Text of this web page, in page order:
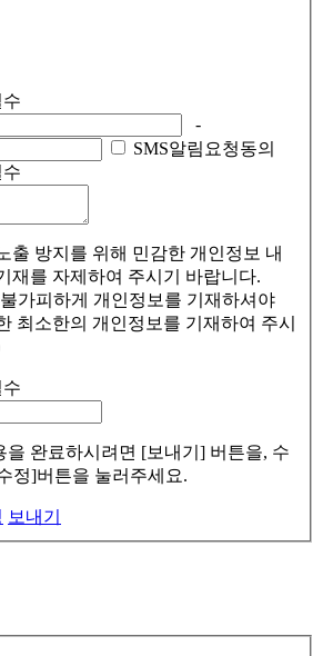
-
SMS알림요청동의
출 방지를 위해 민감한 개인정보 내
재를 자제하여 주시기 바랍니다.
가피하게 개인정보를 기재하셔야
최소한의 개인정보를 기재하여 주시
을 완료하시려면 [보내기] 버튼을, 수
정]버튼을 눌러주세요.
보내기